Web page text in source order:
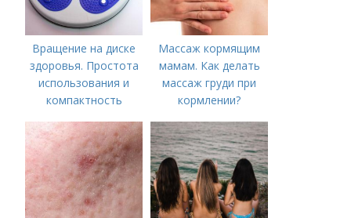
Вращение на диске
здоровья. Простота
использования и
компактность
Массаж кормящим
мамам. Как делать
массаж груди при
кормлении?